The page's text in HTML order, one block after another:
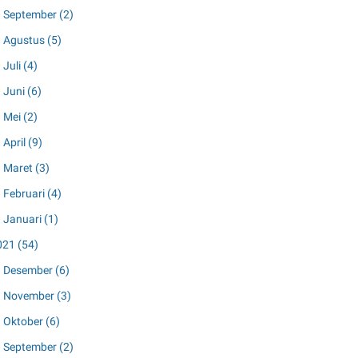
September (2)
Agustus (5)
Juli (4)
Juni (6)
Mei (2)
April (9)
Maret (3)
Februari (4)
Januari (1)
(54)
Desember (6)
November (3)
Oktober (6)
September (2)